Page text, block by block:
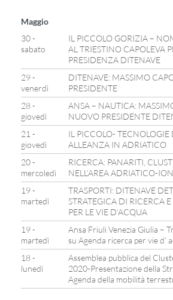
Maggio
30 -
sabato
IL PICCOLO GORIZIA –
AL TRIESTINO CAPOLEVA
PRESIDENZA DITENAVE
29 -
venerdì
DITENAVE: MASSIMO
PRESIDENTE
28 -
giovedì
ANSA – NAUTICA:
NUOVO PRESIDENTE
21 -
giovedì
IL PICCOLO- TECNOLOGIE
ALLEANZA IN ADRIATICO
20 -
mercoledì
RICERCA: PANARITI,
NELL’AREA ADRIATICO-
19 -
martedì
TRASPORTI: DITENAVE
STRATEGICA DI RICERCA
PER LE VIE D’ACQUA
19 -
martedì
Ansa Friuli Venezia Giulia –
su Agenda ricerca per vie d’
18 -
lunedì
Assemblea pubblica del
2020-Presentazione della
Agenda della mobilità